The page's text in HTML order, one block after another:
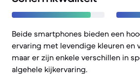
Beide smartphones bieden een
ervaring met levendige kleuren en
maar er zijn enkele verschillen in
algehele kijkervaring.